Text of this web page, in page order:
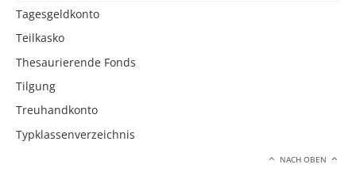
Tagesgeldkonto
Teilkasko
Thesaurierende Fonds
Tilgung
Treuhandkonto
Typklassenverzeichnis
NACH OBEN